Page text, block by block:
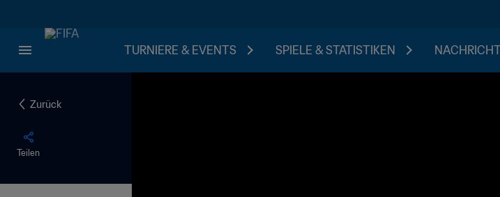
TURNIERE & EVENTS SPIELE & STATISTIKEN
Zurück
Teilen